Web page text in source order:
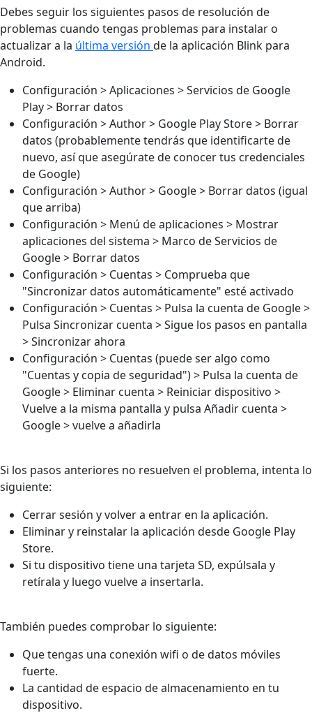
Debes seguir los siguientes pasos de resolución de
problemas cuando tengas problemas para instalar o
actualizar a la última versión de la aplicación Blink para
Android.
Configuración > Aplicaciones > Servicios de Google
Play > Borrar datos
Configuración > Author > Google Play Store > Borrar
datos (probablemente tendrás que identificarte de
nuevo, así que asegúrate de conocer tus credenciales
de Google)
Configuración > Author > Google > Borrar datos (igual
que arriba)
Configuración > Menú de aplicaciones > Mostrar
aplicaciones del sistema > Marco de Servicios de
Google > Borrar datos
Configuración > Cuentas > Comprueba que
"Sincronizar datos automáticamente" esté activado
Configuración > Cuentas > Pulsa la cuenta de Google >
Pulsa Sincronizar cuenta > Sigue los pasos en pantalla
> Sincronizar ahora
Configuración > Cuentas (puede ser algo como
"Cuentas y copia de seguridad") > Pulsa la cuenta de
Google > Eliminar cuenta > Reiniciar dispositivo >
Vuelve a la misma pantalla y pulsa Añadir cuenta >
Google > vuelve a añadirla
Si los pasos anteriores no resuelven el problema, intenta lo
siguiente:
Cerrar sesión y volver a entrar en la aplicación.
Eliminar y reinstalar la aplicación desde Google Play
Store.
Si tu dispositivo tiene una tarjeta SD, expúlsala y
retírala y luego vuelve a insertarla.
También puedes comprobar lo siguiente:
Que tengas una conexión wifi o de datos móviles
fuerte.
La cantidad de espacio de almacenamiento en tu
dispositivo.